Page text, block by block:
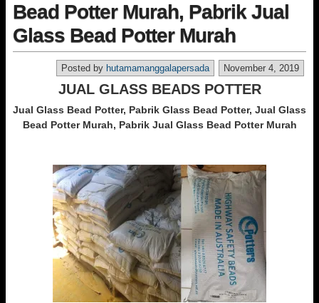
Bead Potter Murah, Pabrik Jual
Glass Bead Potter Murah
November 4, 2019
Posted by hutamamanggalapersada
JUAL GLASS BEADS POTTER
Jual Glass Bead Potter, Pabrik Glass Bead Potter, Jual Glass
Bead Potter Murah, Pabrik Jual Glass Bead Potter Murah